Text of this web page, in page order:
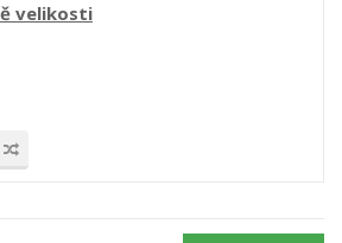
velikosti